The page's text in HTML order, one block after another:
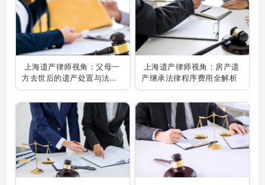
上海遗产律师视角：父母一
方去世后的遗产处置与法律
考量
上海遗产律师视角：房产遗
产继承法律程序费用全解析